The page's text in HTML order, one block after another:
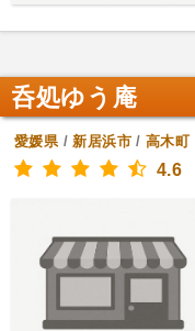
呑処ゆう庵
愛媛県/新居浜市/高木町
4.6